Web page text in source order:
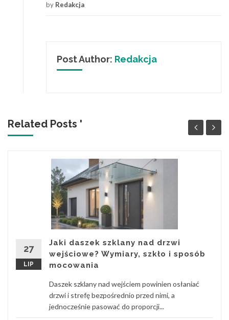
by Redakcja
Post Author: Redakcja
Related Posts '
27
LIP
Jaki daszek szklany nad drzwi
wejściowe? Wymiary, szkło i sposób
mocowania
Daszek szklany nad wejściem powinien osłaniać
drzwi i strefę bezpośrednio przed nimi, a
jednocześnie pasować do proporcji...